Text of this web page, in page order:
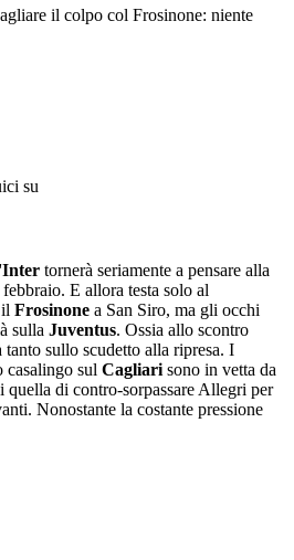
il colpo col Frosinone: niente
su
tornerà seriamente a pensare alla
E allora testa solo al
Frosinone a San Siro, ma gli occhi
sulla Juventus. Ossia allo scontro
sullo scudetto alla ripresa. I
casalingo sul Cagliari sono in vetta da
quella di contro-sorpassare Allegri per
Nonostante la costante pressione